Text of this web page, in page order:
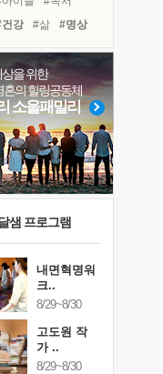
식 사진을 보며
극심한 변비, 어깨결림, 수면 장애
아픈 아버지를 위한 공간 설계
싶은 어머니
유년 시절의 부산 영도 바다
꼰대들
란
다'는 것
강 #삶
#명상
#극복
#힐링
#리더
#다짐
#희망
링컨학교 #위기
을 위한
혼의 힐링공동체
소울패밀리
샘 프로그램
내면혁명워
크..
8/29~8/30
고도원 작
가 ..
8/29~8/30